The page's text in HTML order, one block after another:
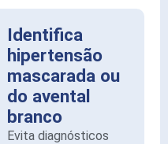
Identifica
hipertensão
mascarada ou
do avental
branco
Evita diagnósticos